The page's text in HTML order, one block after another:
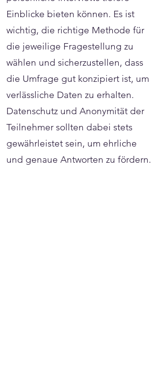
Einblicke bieten können. Es ist
wichtig, die richtige Methode für
die jeweilige Fragestellung zu
wählen und sicherzustellen, dass
die Umfrage gut konzipiert ist, um
verlässliche Daten zu erhalten.
Datenschutz und Anonymität der
Teilnehmer sollten dabei stets
gewährleistet sein, um ehrliche
und genaue Antworten zu fördern.